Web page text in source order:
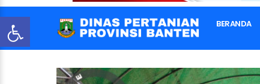
BERANDA